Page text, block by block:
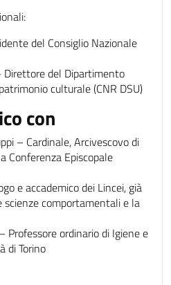
del Consiglio Nazionale
Direttore del Dipartimento
culturale (CNR DSU)
con
– Cardinale, Arcivescovo di
Conferenza Episcopale
e accademico dei Lincei, già
comportamentali e la
Professore ordinario di Igiene e
di Torino